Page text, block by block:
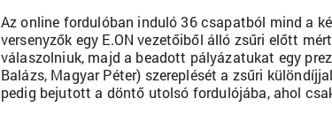
Az online fordulóban induló 36 csapatból mind a
versenyzők egy E.ON vezetőiből álló zsűri előtt
válaszolniuk, majd a beadott pályázatukat egy
Balázs, Magyar Péter) szereplését a zsűri
pedig bejutott a döntő utolsó fordulójába, ahol